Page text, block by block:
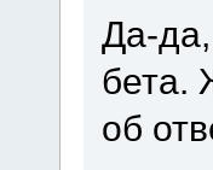
Да-
бета.
об